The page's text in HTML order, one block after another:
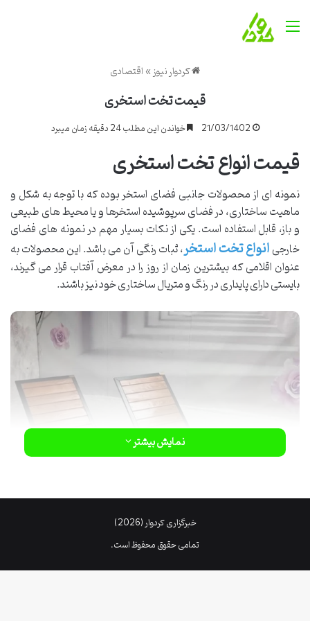
منو
کردوار نیوز»اقتصادی
قیمت تخت استخری
21/03/1402 خواندن این مطلب 24 دقیقه زمان میبرد
قیمت انواع تخت استخری
نمونه ای از محصولات جانبی فضای استخر بوده که با توجه به شکل و
ماهیت ساختاری، در فضای سرپوشیده استخرها و یا محیط های طبیعی
و باز، قابل استفاده است. یکی از نکات بسیار مهم در نمونه های فضای
خارجیانواع تخت استخر، ثبات رنگی آن می باشد. این محصولات به
عنوان اقلامی که بیشترین زمان از روز را در معرض آفتاب قرار می گیرند،
بایستی دارای پایداری در رنگ و متریال ساختاری خود نیز باشند.
فریم به کار رفته در ساختار اغلب مدل های تخت استخری، یا abs است که
نمایش بیشتر
خبرگزاری کردوار (2026)
تمامی حقوق محفوظ است.